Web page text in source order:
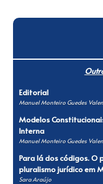
Editorial
Manuel Monteiro Guedes
Modelos
Interna
Manuel Monteiro Guedes
Para lá dos códigos. O
pluralismo jurídico em
Sara Araújo